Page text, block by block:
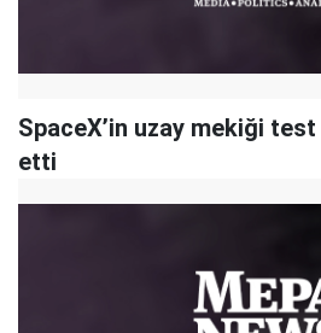
SpaceX’in uzay mekiği
etti